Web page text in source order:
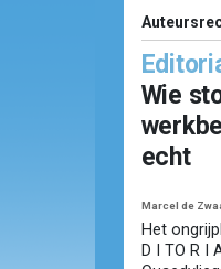
Wie
echt
Marcel de
Het
D I TO R I